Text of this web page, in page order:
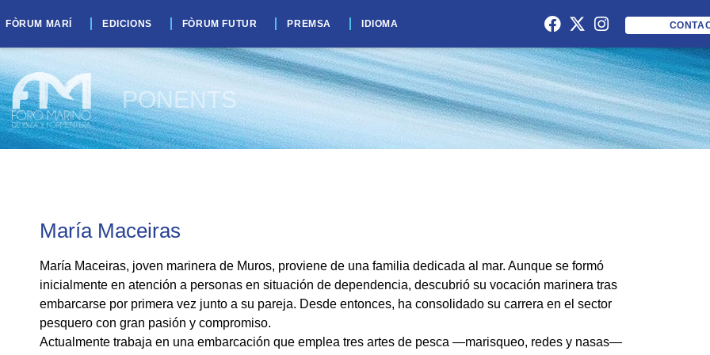
FÒRUM MARÍ EDICIONS FÒRUM FUTUR PREMSA IDIOMA
PONENTS
María Maceiras
María Maceiras, joven marinera de Muros, proviene de una familia dedicada al mar. Aunque se formó
inicialmente en atención a personas en situación de dependencia, descubrió su vocación marinera tras
embarcarse por primera vez junto a su pareja. Desde entonces, ha consolidado su carrera en el sector
pesquero con gran pasión y compromiso.
Actualmente trabaja en una embarcación que emplea tres artes de pesca —marisqueo, redes y nasas—